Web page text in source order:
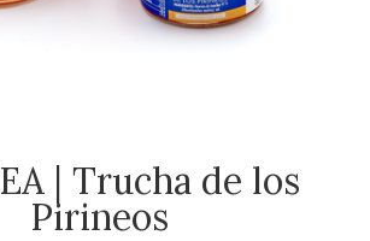
| Trucha de los
Pirineos